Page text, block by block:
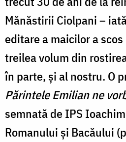
Mănăstirii Ciolpani –
editare a maicilor a
treilea volum din
în parte, și al nostru. O
Părintele Emilian ne
semnată de IPS
Romanului și Bacăului